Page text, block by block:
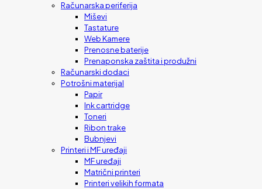
Računarska periferija
Miševi
Tastature
Web Kamere
Prenosne baterije
Prenaponska zaštita i produžni
Računarski dodaci
Potrošni materijal
Papir
Ink cartridge
Toneri
Ribon trake
Bubnjevi
Printeri i MF uređaji
MF uređaji
Matrični printeri
Printeri velikih formata